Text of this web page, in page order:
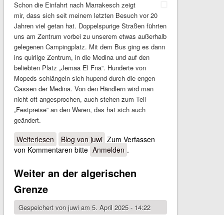
Schon die Einfahrt nach Marrakesch zeigt
mir, dass sich seit meinem letzten Besuch vor 20
Jahren viel getan hat. Doppelspurige Straßen führten
uns am Zentrum vorbei zu unserem etwas außerhalb
gelegenen Campingplatz. Mit dem Bus ging es dann
ins quirlige Zentrum, in die Medina und auf den
beliebten Platz „Jemaa El Fna“. Hunderte von
Mopeds schlängeln sich hupend durch die engen
Gassen der Medina. Von den Händlern wird man
nicht oft angesprochen, auch stehen zum Teil
„Festpreise“ an den Waren, das hat sich auch
geändert.
Weiterlesen über Marrakesch und weiter
Blog von juwi Zum Verfassen
von Kommentaren bitte Anmelden .
Weiter an der algerischen
Grenze
Gespeichert von juwiam 5. April 2025 - 14:22